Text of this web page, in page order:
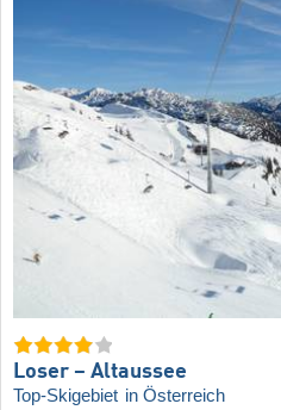
Loser – Altaussee
Top-Skigebiet in Österreich